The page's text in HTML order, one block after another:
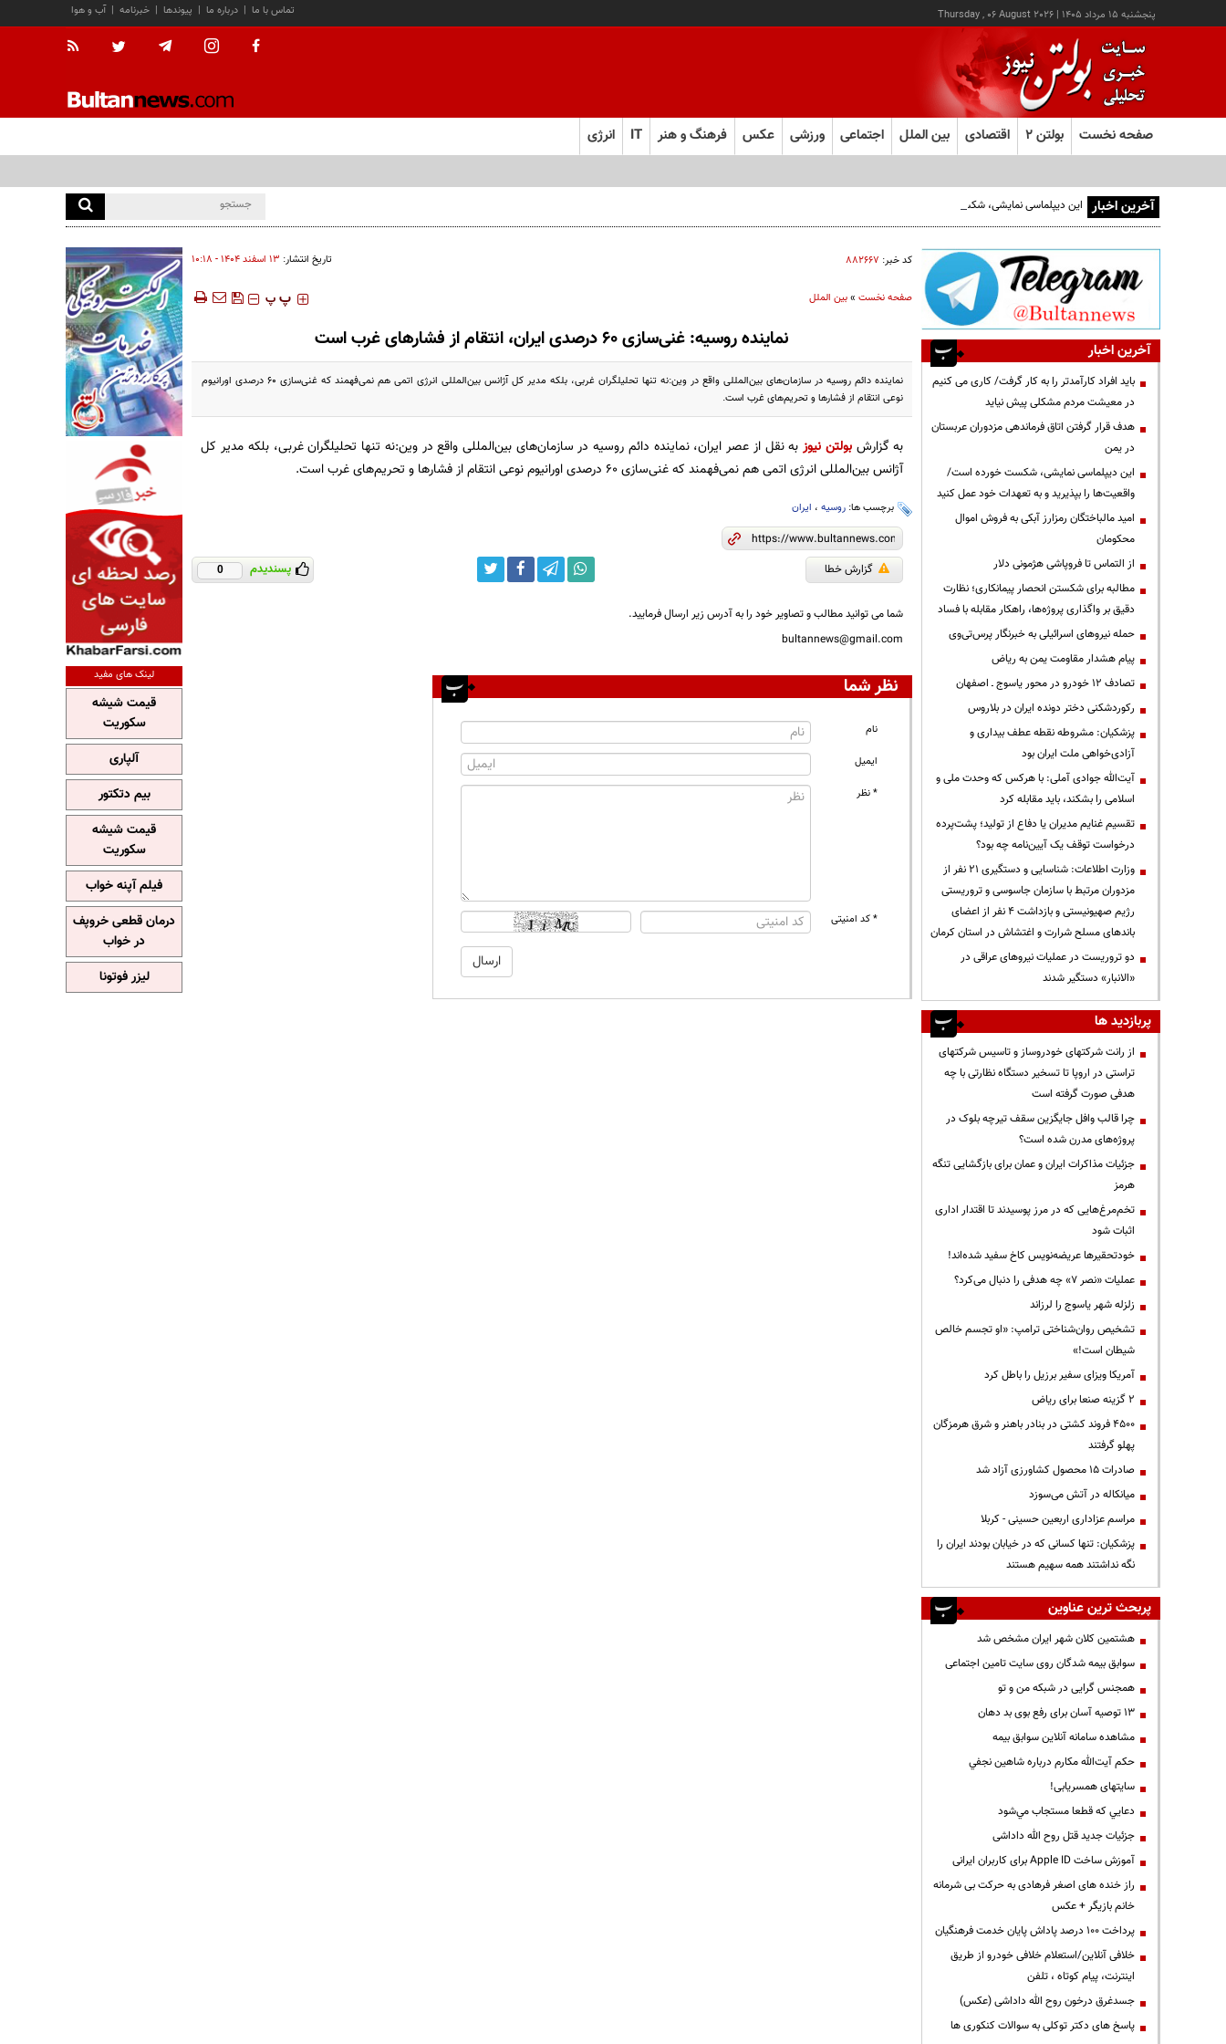
پنجشنبه ۱۵ مرداد ۱۴۰۵ |
Thursday , 06 August 2026 آب و هوا | خبرنامه | پیوندها | درباره ما | تماس با ما
صفحه نخست بولتن ۲ اقتصادی بین الملل اجتماعی ورزشی عکس فرهنگ و هنر IT انرژی
آخرین اخبار این دیپلماسی نمایشی، شکست خورده است/واقعیت‌ها را بپذیرید و به تعهدات خود عمل کنید
کد خبر: ۸۸۲۶۶۷ تاریخ انتشار: ۱۳ اسفند ۱۴۰۴ - ۱۰:۱۸
صفحه نخست»بین الملل ‍‍‍ پ پ
نماینده روسیه: غنی‌سازی ۶۰ درصدی ایران، انتقام از فشارهای غرب است
نماینده دائم روسیه در سازمان‌های بین‌المللی واقع در وین:نه تنها تحلیلگران غربی، بلکه مدیر کل آژانس بین‌المللی انرژی اتمی هم نمی‌فهمند که غنی‌سازی ۶۰ درصدی اورانیوم
نوعی انتقام از فشارها و تحریم‌های غرب است.
به گزارشبولتن نیوزبه نقل از عصر ایران، نماینده دائم روسیه در سازمان‌های بین‌المللی واقع در وین:نه تنها تحلیلگران غربی، بلکه مدیر کل
آژانس بین‌المللی انرژی اتمی هم نمی‌فهمند که غنی‌سازی ۶۰ درصدی اورانیوم نوعی انتقام از فشارها و تحریم‌های غرب است.
برچسب ها: روسیه، ایران
گزارش خطا پسندیدم 0
شما می توانید مطالب و تصاویر خود را به آدرس زیر ارسال فرمایید.
bultannews@gmail.com
نظر شما
نام
ایمیل
* نظر
* کد امنیتی
آخرین اخبار
باید افراد کارآمدتر را به کار گرفت/ کاری می کنیم
در معیشت مردم مشکلی پیش نیاید
هدف قرار گرفتن اتاق‌ فرماندهی مزدوران عربستان
در یمن
این دیپلماسی نمایشی، شکست خورده است/
واقعیت‌ها را بپذیرید و به تعهدات خود عمل کنید
امید مالباختگان رمزارز آبکی به فروش اموال
محکومان
از التماس تا فروپاشی هژمونی دلار
مطالبه برای شکستن انحصار پیمانکاری؛ نظارت
دقیق بر واگذاری پروژه‌ها، راهکار مقابله با فساد
حمله نیروهای اسرائیلی به خبرنگار پرس‌تی‌وی
پیام هشدار مقاومت یمن به ریاض
تصادف ۱۲ خودرو در محور یاسوج ـ اصفهان
رکوردشکنی دختر دونده ایران در بلاروس
پزشکیان: مشروطه نقطه عطف بیداری و
آزادی‌خواهی ملت ایران بود
آیت‌الله جوادی آملی: با هرکس که وحدت ملی و
اسلامی را بشکند، باید مقابله کرد
تقسیم غنایم مدیران یا دفاع از تولید؛ پشت‌پرده
درخواست توقف یک آیین‌نامه چه بود؟
وزارت اطلاعات: شناسایی و دستگیری ۲۱ نفر از
مزدوران مرتبط با سازمان جاسوسی و تروریستی
رژیم صهیونیستی و بازداشت ۴ نفر از اعضای
باندهای مسلح شرارت و اغتشاش در استان کرمان
دو تروریست در عملیات نیروهای عراقی در
«الانبار» دستگیر شدند
پربازدید ها
از رانت‌ شرکتهای خودروساز و تاسیس شرکتهای
تراستی در اروپا تا تسخیر دستگاه نظارتی با چه
هدفی صورت گرفته است
چرا قالب وافل جایگزین سقف تیرچه بلوک در
پروژه‌های مدرن شده است؟
جزئیات مذاکرات ایران و عمان برای بازگشایی تنگه
هرمز
تخم‌مرغ‌هایی که در مرز پوسیدند تا اقتدار اداری
اثبات شود
خودتحقیرها عریضه‌نویس کاخ سفید شده‌اند!
عملیات «نصر ۷» چه هدفی را دنبال می‌کرد؟
زلزله شهر یاسوج را لرزاند
تشخیص روان‌شناختی ترامپ: «او تجسم خالص
شیطان است!»
آمریکا ویزای سفیر برزیل را باطل کرد
۲ گزینه صنعا برای ریاض
۴۵۰۰ فروند کشتی در بنادر باهنر و شرق هرمزگان
پهلو گرفتند
صادرات ۱۵ محصول کشاورزی آزاد شد
میانکاله در آتش می‌سوزد
مراسم عزاداری اربعین حسینی - کربلا
پزشکیان: تنها کسانی که در خیابان بودند ایران را
نگه نداشتند همه سهیم هستند
پربحث ترین عناوین
هشتمین کلان شهر ایران مشخص شد
سوابق بیمه شدگان روی سایت تامین اجتماعی
همجنس گرایی در شبکه من و تو
13 توصیه آسان برای رفع بوی بد دهان
مشاهده سامانه آنلاين سوابق بیمه
حكم آيت‌الله مكارم درباره شاهين نجفي
سایتهای همسریابی!
دعايي كه قطعا مستجاب مي‌شود
جزئیات جدید قتل روح الله داداشی
آموزش ساخت Apple ID برای کاربران ایرانی
راز خنده های اصغر فرهادی به حرکت بی شرمانه
خانم بازیگر + عکس
پرداخت ۱۰۰ درصد پاداش پایان خدمت فرهنگیان
خلافی آنلاین/استعلام خلافی خودرو از طریق
اینترنت، پیام کوتاه ، تلفن
جسدغرق درخون روح الله داداشی (عکس)
پاسخ های دکتر توکلی به سوالات کنکوری ها
لینک های مفید
قیمت شیشه
سکوریت
آلپاری
بیم دتکتور
قیمت شیشه
سکوریت
فیلم آپنه خواب
درمان قطعی خروپف
در خواب
لیزر فوتونا